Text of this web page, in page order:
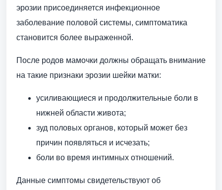
эрозии присоединяется инфекционное
заболевание половой системы, симптоматика
становится более выраженной.
После родов мамочки должны обращать внимание
на такие признаки эрозии шейки матки:
усиливающиеся и продолжительные боли в
нижней области живота;
зуд половых органов, который может без
причин появляться и исчезать;
боли во время интимных отношений.
Данные симптомы свидетельствуют об